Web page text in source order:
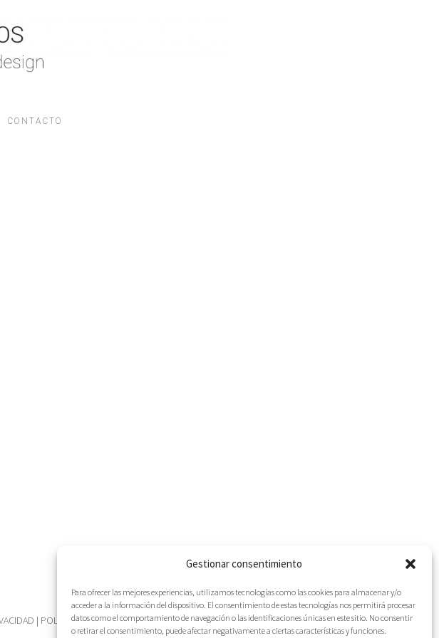
Gestionar consentimiento
Para ofrecer las mejores experiencias, utilizamos tecnologías como las cookies para almacenar y/o
acceder a la información del dispositivo. El consentimiento de estas tecnologías nos permitirá procesar
datos como el comportamiento de navegación o las identificaciones únicas en este sitio. No consentir
o retirar el consentimiento, puede afectar negativamente a ciertas características y funciones.
CONTACTO
| POLÍTICA DE COOKIES